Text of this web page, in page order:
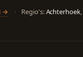
→ · Regio's:Achterhoek,